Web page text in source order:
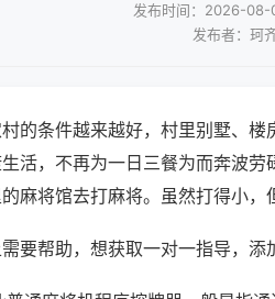
发布时间：2026-08-
发布者：珂
的条件越来越好，村里别墅、
活，不再为一日三餐为而奔波
麻将馆去打麻将。虽然打得小，
要帮助，想获取一对一指导，添